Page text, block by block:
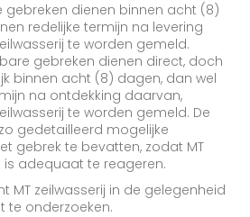
gebreken dienen binnen acht (8)
redelijke termijn na levering
te worden gemeld.
gebreken dienen direct, doch
binnen acht (8) dagen, dan wel
na ontdekking daarvan,
te worden gemeld. De
gedetailleerd mogelijke
gebrek te bevatten, zodat MT
is adequaat te reageren.
MT zeilwasserij in de gelegenheid
te onderzoeken.